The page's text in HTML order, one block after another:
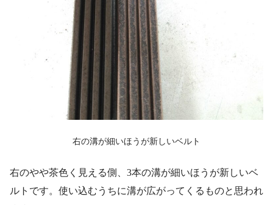
右の溝が細いほうが新しいベルト
右のやや茶色く見える側、3本の溝が細いほうが新しいベ
ルトです。使い込むうちに溝が広がってくるものと思われ